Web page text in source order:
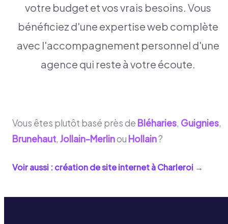
votre budget et vos vrais besoins. Vous
bénéficiez d'une expertise web complète
avec l'accompagnement personnel d'une
agence qui reste à votre écoute.
Vous êtes plutôt basé près de Bléharies, Guignies,
Brunehaut, Jollain-Merlinou Hollain?
Voir aussi : création de site internet àCharleroi →